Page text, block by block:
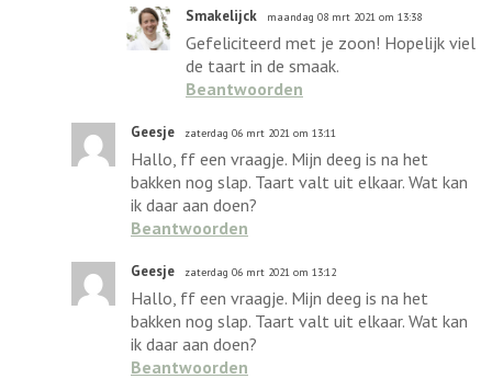
Smakelijck maandag 08 mrt 2021 om 13:38
Gefeliciteerd met je zoon! Hopelijk viel
de taart in de smaak.
Beantwoorden
Geesje zaterdag 06 mrt 2021 om 13:11
Hallo, ff een vraagje. Mijn deeg is na het
bakken nog slap. Taart valt uit elkaar. Wat kan
ik daar aan doen?
Beantwoorden
Geesje zaterdag 06 mrt 2021 om 13:12
Hallo, ff een vraagje. Mijn deeg is na het
bakken nog slap. Taart valt uit elkaar. Wat kan
ik daar aan doen?
Beantwoorden